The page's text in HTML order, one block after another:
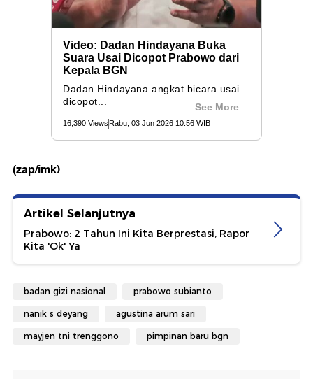
(zap/imk)
Artikel Selanjutnya
Prabowo: 2 Tahun Ini Kita Berprestasi, Rapor
Kita 'Ok' Ya
badan gizi nasional prabowo subianto
nanik s deyang agustina arum sari
mayjen tni trenggono pimpinan baru bgn